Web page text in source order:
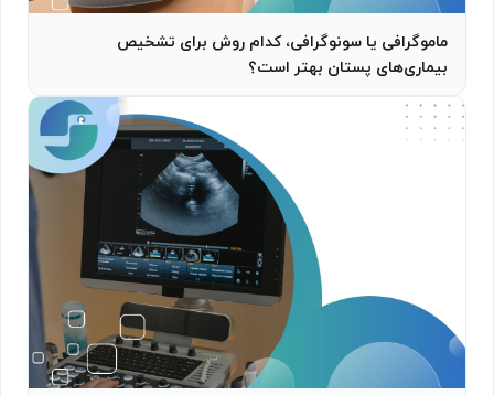
ماموگرافی یا سونوگرافی، کدام روش برای تشخیص
بیماری‌های پستان بهتر است؟